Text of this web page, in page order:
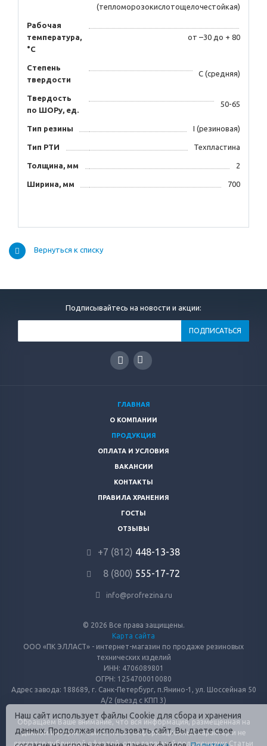
(тепломорозокислотощелочестойкая)
Рабочая
температура,
°C
от –30 до + 80
Степень
твердости
С (средняя)
Твердость
по ШОРу, ед.
50-65
Тип резины I (резиновая)
Тип РТИ Техпластина
Толщина, мм 2
Ширина, мм 700
Вернуться к списку
Подписывайтесь на новости и акции:
© 2026 Все права защищены.
Карта сайта
ООО «ПК ЭЛЛАСТ» - интернет-магазин по продаже резиновых
технических изделий
ИНН: 4706089801
ОГРН: 1254700010080
Адрес завода: 188689, г. Санк-Петербург, п.Янино-1, ул. Шоссейная 50
А/2 (въезд с КПП 3)
Обращаем Ваше внимание, что вся информация, размещенная на
данном интернет-сайте, носит информационный характер и не
является публичной офертой, определяемой положениями Статьи
ГЛАВНАЯ
О КОМПАНИИ
ПРОДУКЦИЯ
ОПЛАТА И УСЛОВИЯ
ВАКАНСИИ
КОНТАКТЫ
ПРАВИЛА ХРАНЕНИЯ
ГОСТЫ
ОТЗЫВЫ
+7 (812) 448-13-38
8 (800) 555-17-72
info@profrezina.ru
Наш сайт использует файлы Cookie для сбора и хранения
данных. Продолжая использовать сайт, Вы даете свое